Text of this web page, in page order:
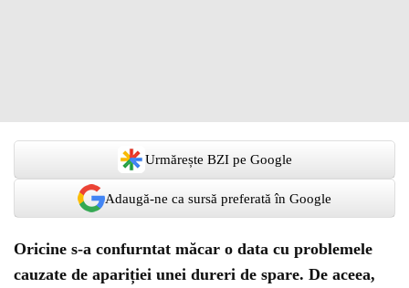
Urmărește BZI pe Google
Adaugă-ne ca sursă preferată în Google
Oricine s-a confurntat măcar o data cu problemele
cauzate de apariției unei dureri de spare. De aceea,